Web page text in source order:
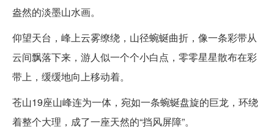
盎然的淡墨山水画。
仰望天台，峰上云雾缭绕，山径蜿蜒曲折，像一条彩带从
云间飘落下来，游人似一个个小白点，零零星星散布在彩
带上，缓缓地向上移动着。
苍山19座山峰连为一体，宛如一条蜿蜒盘旋的巨龙，环绕
着整个大理，成了一座天然的“挡风屏障”。